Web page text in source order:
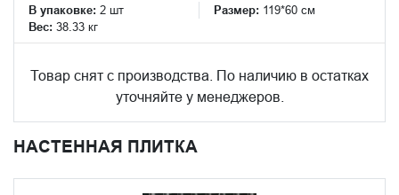
В упаковке: 2 шт Размер: 119*60 см
Вес: 38.33 кг
Товар снят с производства. По наличию в остатках
уточняйте у менеджеров.
НАСТЕННАЯ ПЛИТКА